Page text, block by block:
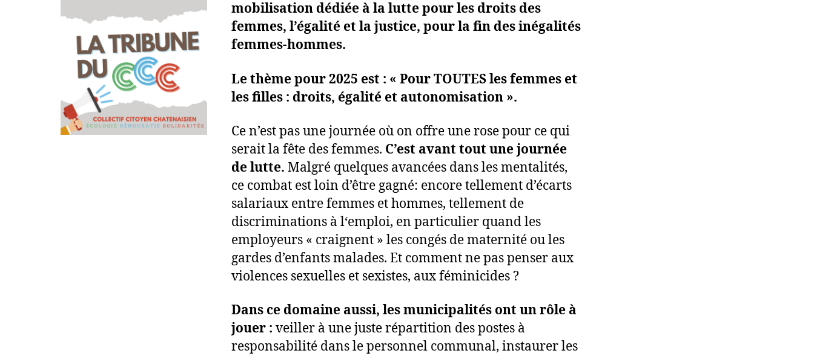
mobilisation dédiée à la lutte pour les droits des
femmes, l’égalité et la justice, pour la fin des inégalités
femmes-hommes.
Le thème pour 2025 est : « PourTOUTES les femmes et
les filles : droits, égalité et autonomisation ».
Ce n’est pas une journée où on offre une rose pour ce qui
serait la fête des femmes. C’est avant tout une journée
de lutte. Malgré quelques avancées dans les mentalités,
ce combat est loin d’être gagné: encore tellement d’écarts
salariaux entre femmes et hommes, tellement de
discriminations à l‘emploi, en particulier quand les
employeurs « craignent » les congés de maternité ou les
gardes d’enfants malades. Et comment ne pas penser aux
violences sexuelles et sexistes, aux féminicides ?
Dans ce domaine aussi, les municipalités ont un rôle à
jouer : veiller à une juste répartition des postes à
responsabilité dans le personnel communal, instaurer les